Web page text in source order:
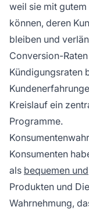
weil sie mit
können, deren
bleiben und
Conversion-
Kündigungsraten
Kreislauf ein
Programme.
Konsumenten
als bequemen und
Produkten und
Wahrnehmung,